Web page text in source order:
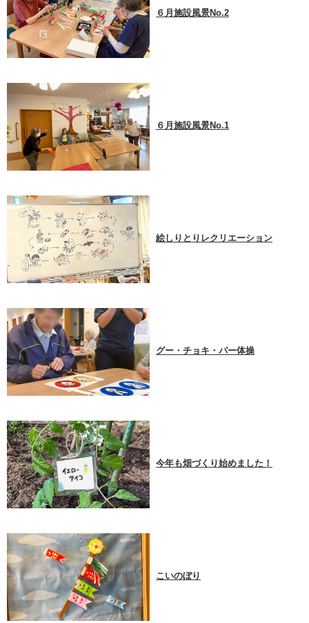
６月施設風景No.2
６月施設風景No.1
絵しりとりレクリエーション
グー・チョキ・パー体操
今年も畑づくり始めました！
こいのぼり